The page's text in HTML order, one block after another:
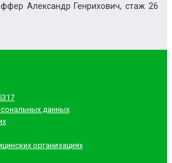
Александр Генрихович, стаж 26
данных